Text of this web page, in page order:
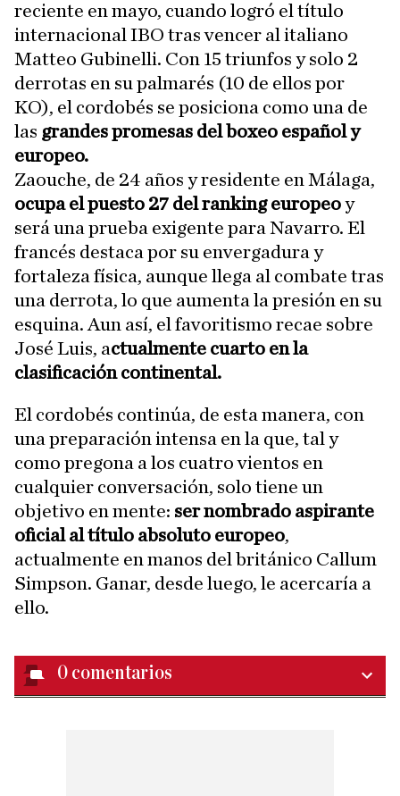
reciente en mayo, cuando logró el título
internacional IBO tras vencer al italiano
Matteo Gubinelli. Con 15 triunfos y solo 2
derrotas en su palmarés (10 de ellos por
KO), el cordobés se posiciona como una de
las grandes promesas del boxeo español y
europeo.
Zaouche, de 24 años y residente en Málaga,
ocupa el puesto 27 del ranking europeoy
será una prueba exigente para Navarro. El
francés destaca por su envergadura y
fortaleza física, aunque llega al combate tras
una derrota, lo que aumenta la presión en su
esquina. Aun así, el favoritismo recae sobre
José Luis, actualmente cuarto en la
clasificación continental.
El cordobés continúa, de esta manera, con
una preparación intensa en la que, tal y
como pregona a los cuatro vientos en
cualquier conversación, solo tiene un
objetivo en mente: ser nombrado aspirante
oficial al título absoluto europeo,
actualmente en manos del británico Callum
Simpson. Ganar, desde luego, le acercaría a
ello.
0 comentarios